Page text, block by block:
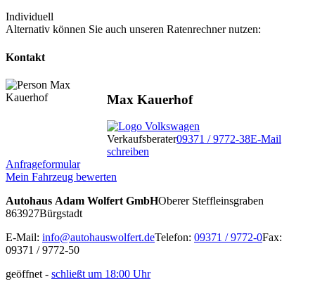
Individuell
Alternativ können Sie auch unseren Ratenrechner nutzen:
Kontakt
Max Kauerhof
Verkaufsberater09371 / 9772-38E-Mail
schreiben
Anfrageformular
Mein Fahrzeug bewerten
Autohaus Adam Wolfert GmbHOberer Steffleinsgraben
863927Bürgstadt
E-Mail: info@autohauswolfert.deTelefon: 09371 / 9772-0Fax:
09371 / 9772-50
geöffnet-
schließt um 18:00 Uhr